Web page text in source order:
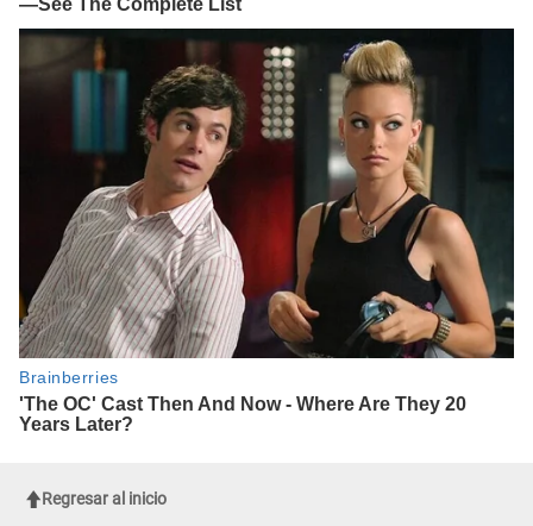
Regresar al inicio